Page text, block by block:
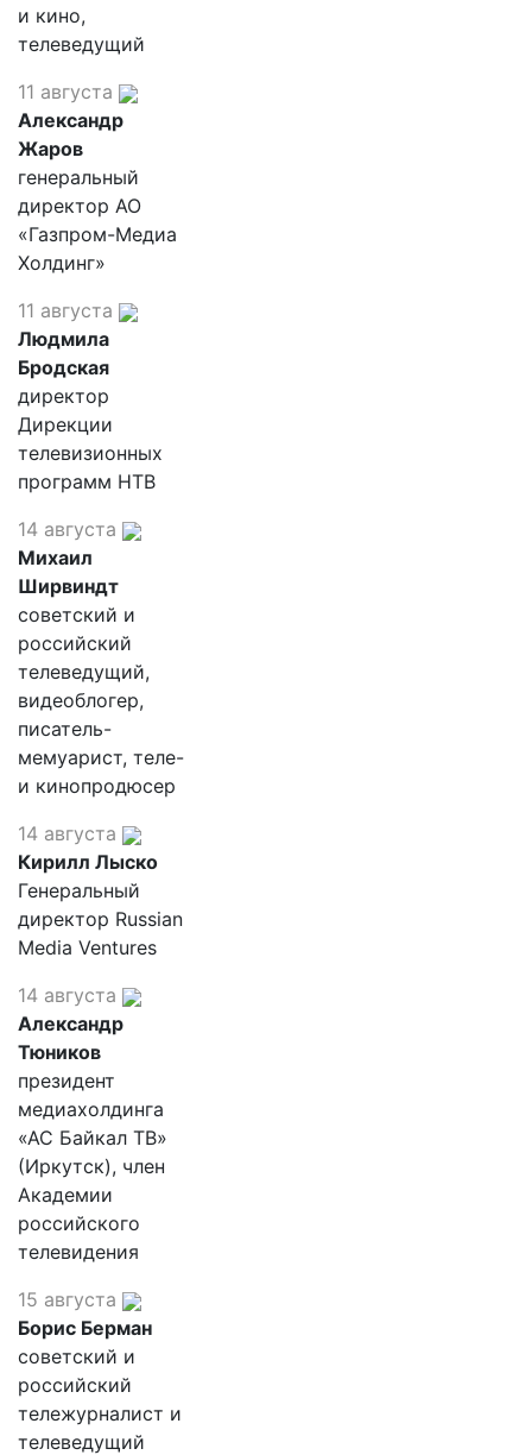
и кино,
телеведущий
11 августа
Александр
Жаров
генеральный
директор АО
«Газпром-Медиа
Холдинг»
11 августа
Людмила
Бродская
директор
Дирекции
телевизионных
программ НТВ
14 августа
Михаил
Ширвиндт
советский и
российский
телеведущий,
видеоблогер,
писатель-
мемуарист, теле-
и кинопродюсер
14 августа
Кирилл Лыско
Генеральный
директор Russian
Media Ventures
14 августа
Александр
Тюников
президент
медиахолдинга
«АС Байкал ТВ»
(Иркутск), член
Академии
российского
телевидения
15 августа
Борис Берман
советский и
российский
тележурналист и
телеведущий